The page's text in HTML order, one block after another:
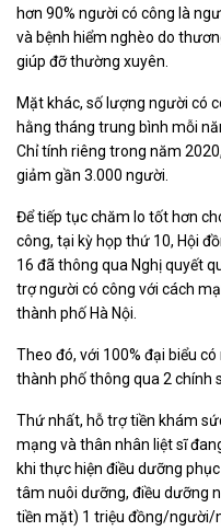
hơn 90% người có công là
và bệnh hiểm nghèo do
giúp đỡ thường xuyên.
Mặt khác, số lượng người có
hằng tháng trung bình mỗi
Chỉ tính riêng trong năm
giảm gần 3.000 người.
Để tiếp tục chăm lo tốt hơn
công, tại kỳ họp thứ 10, Hội
16 đã thông qua Nghị quyết
trợ người có công với cách
thành phố Hà Nội.
Theo đó, với 100% đại biểu
thành phố thông qua 2 chính
Thứ nhất, hỗ trợ tiền khám
mạng và thân nhân liệt sĩ
khi thực hiện điều dưỡng
tâm nuôi dưỡng, điều dưỡng
tiền mặt) 1 triệu đồng/người/